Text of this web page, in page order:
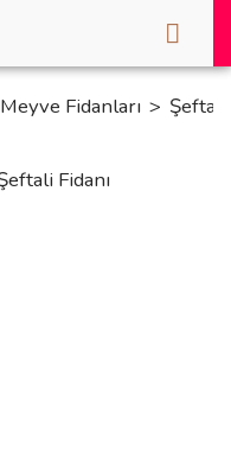
Fidanları Şeftali